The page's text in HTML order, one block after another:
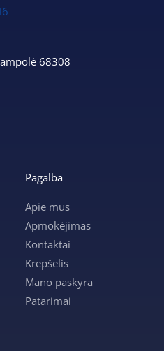
68308
Pagalba
Apie mus
Apmokėjimas
Kontaktai
Krepšelis
Mano paskyra
Patarimai